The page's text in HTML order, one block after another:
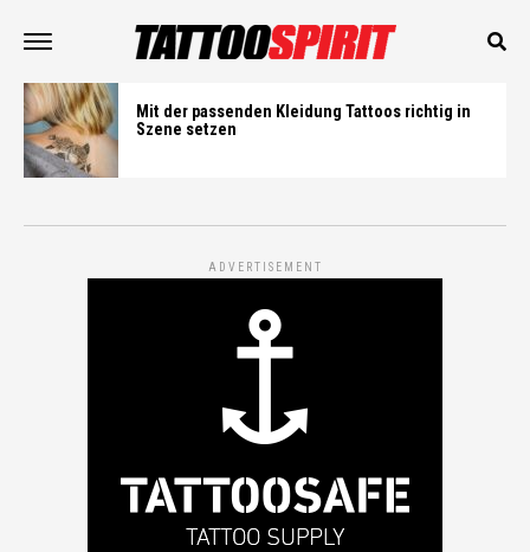
Mit der passenden Kleidung Tattoos richtig in
Szene setzen
ADVERTISEMENT